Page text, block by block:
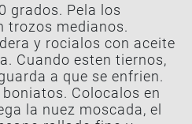
grados. Pela los
trozos medianos.
y rocialos con aceite
Cuando esten tiernos,
a que se enfrien.
Colocalos en
la nuez moscada, el